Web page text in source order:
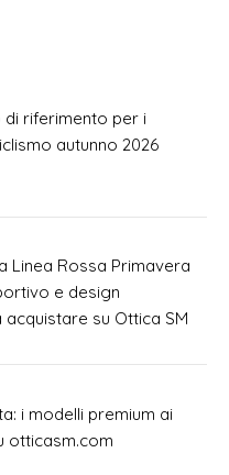
di riferimento per i
autunno 2026
Linea Rossa Primavera
e design
su Ottica SM
i modelli premium ai
otticasm.com